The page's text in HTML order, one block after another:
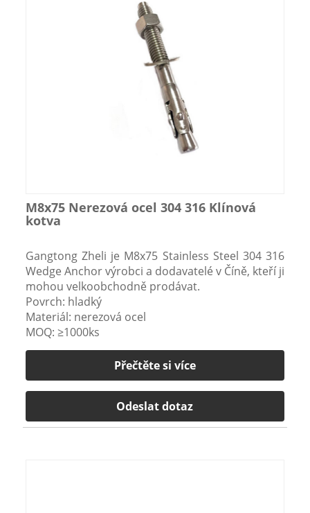
M8x75 Nerezová ocel 304 316 Klínová
kotva
Gangtong Zheli je M8x75 Stainless Steel 304 316
Wedge Anchor výrobci a dodavatelé v Číně, kteří ji
mohou velkoobchodně prodávat.
Povrch: hladký
Materiál: nerezová ocel
MOQ: ≥1000ks
Přečtěte si více
Odeslat dotaz